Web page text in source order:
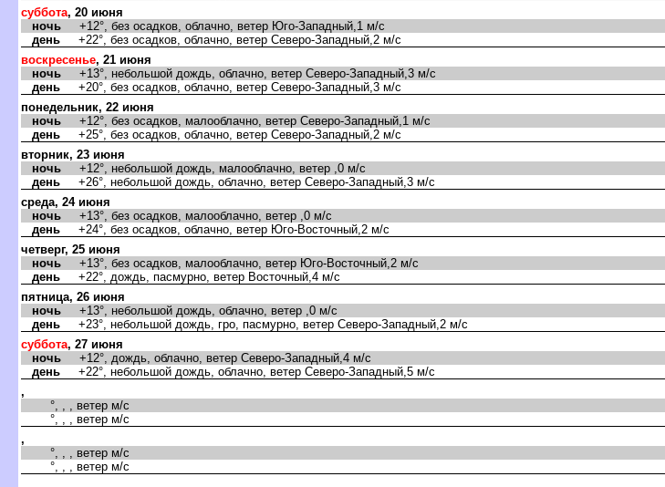
суббота, 20 июня
ночь +12°, без осадков, облачно, ветер Юго-Западный,1 м/с
день +22°, без осадков, облачно, ветер Северо-Западный,2 м/с
оскресенье, 21 июня
ночь +13°, небольшой дождь, облачно, ветер Северо-Западный,3 м/с
день +20°, без осадков, облачно, ветер Северо-Западный,3 м/с
понедельник, 22 июня
ночь +12°, без осадков, малооблачно, ветер Северо-Западный,1 м/с
день +25°, без осадков, облачно, ветер Северо-Западный,2 м/с
торник, 23 июня
ночь +12°, небольшой дождь, малооблачно, ветер ,0 м/с
день +26°, небольшой дождь, облачно, ветер Северо-Западный,3 м/с
среда, 24 июня
ночь +13°, без осадков, малооблачно, ветер ,0 м/с
день +24°, без осадков, облачно, ветер Юго-Восточный,2 м/с
четверг, 25 июня
ночь +13°, без осадков, малооблачно, ветер Юго-Восточный,2 м/с
день +22°, дождь, пасмурно, ветер Восточный,4 м/с
пятница, 26 июня
ночь +13°, небольшой дождь, облачно, ветер ,0 м/с
день +23°, небольшой дождь, гро, пасмурно, ветер Северо-Западный,2 м/с
суббота, 27 июня
ночь +12°, дождь, облачно, ветер Северо-Западный,4 м/с
день +22°, небольшой дождь, облачно, ветер Северо-Западный,5 м/с
,
°, , , ветер м/с
°, , , ветер м/с
,
°, , , ветер м/с
°, , , ветер м/с